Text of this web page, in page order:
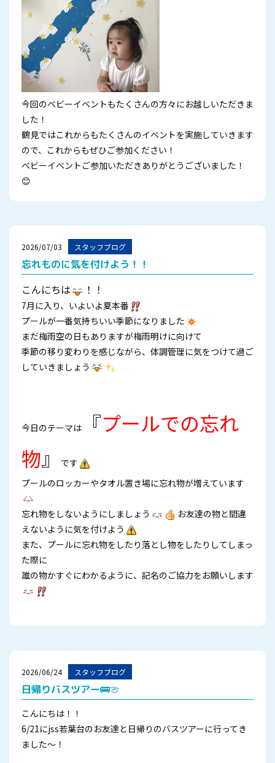
今回のベビーイベントもたくさんの方々にお越しいただきま
した！
鶴見ではこれからもたくさんのイベントを実施していきます
ので、これからもぜひご参加ください！
ベビーイベントご参加いただきありがとうございました！
😊
2026/07/03 スタッフブログ
忘れものに気を付けよう！！
こんにちは ！！
7月に入り、いよいよ夏本番
プールが一番気持ちいい季節になりました
まだ梅雨空の日もありますが梅雨明けに向けて
季節の移り変わりを感じながら、体調管理に気をつけて過ご
していきましょう
今日のテーマは 『プールでの忘れ
物』
です
プールのロッカーやタオル置き場に忘れ物が増えています
忘れ物をしないようにしましょう
お友達の物と間違
えないように気を付けよう
また、プールに忘れ物をしたり落とし物をしたりしてしまっ
た際に
誰の物かすぐにわかるように、記名のご協力をお願いします
2026/06/24 スタッフブログ
日帰りバスツアー🚌🍈
こんにちは！！
6/21にjss若葉台のお友達と日帰りのバスツアーに行ってき
ました～！